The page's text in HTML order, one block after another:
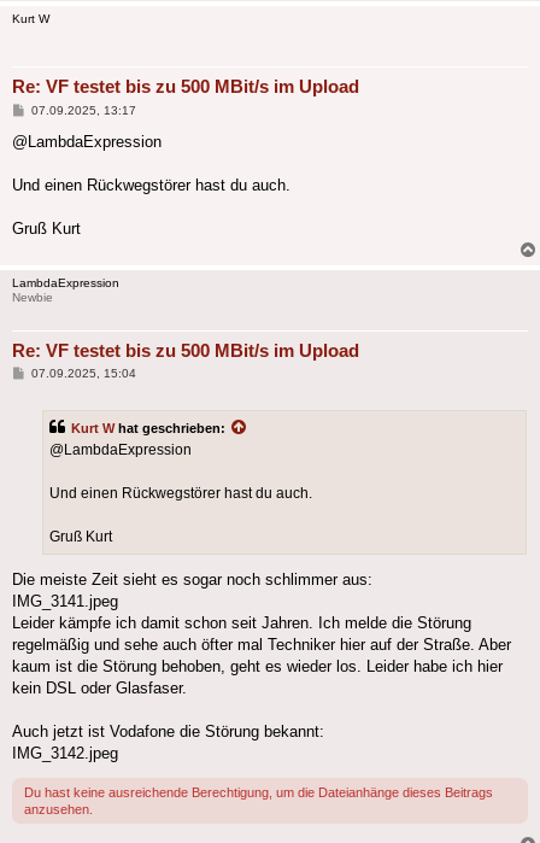
Kurt W
Re: VF testet bis zu 500 MBit/s im Upload
Beitrag
07.09.2025, 13:17
@LambdaExpression
Und einen Rückwegstörer hast du auch.
Gruß Kurt
LambdaExpression
Newbie
Re: VF testet bis zu 500 MBit/s im Upload
Beitrag
07.09.2025, 15:04
Kurt What geschrieben:
@LambdaExpression
Und einen Rückwegstörer hast du auch.
Gruß Kurt
Die meiste Zeit sieht es sogar noch schlimmer aus:
IMG_3141.jpeg
Leider kämpfe ich damit schon seit Jahren. Ich melde die Störung
regelmäßig und sehe auch öfter mal Techniker hier auf der Straße. Aber
kaum ist die Störung behoben, geht es wieder los. Leider habe ich hier
kein DSL oder Glasfaser.
Auch jetzt ist Vodafone die Störung bekannt:
IMG_3142.jpeg
Du hast keine ausreichende Berechtigung, um die Dateianhänge dieses Beitrags
anzusehen.